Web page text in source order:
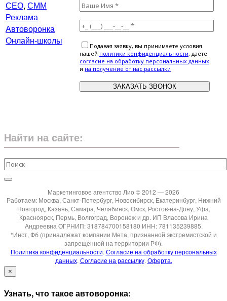
СЕО, СММ
Реклама
Автоворонка
Онлайн-школы
Подавая заявку, вы принимаете условия
нашей политики конфиденциальности, даёте
cогласие на обработку персональных данных
и на получение от нас рассылки
Найти на сайте:
Маркетинговое агентство Лио © 2012 — 2026
Работаем: Москва, Санкт-Петербург, Новосибирск, Екатеринбург, Нижний
Новгород, Казань, Самара, Челябинск, Омск, Ростов-на-Дону, Уфа,
Красноярск, Пермь, Волгоград, Воронеж и др. ИП Власова Ирина
Андреевна ОГРНИП: 318784700158180 ИНН: 781135239885.
*Инст, Фб (принадлежат компании Мета, признанной экстремистской и
запрещенной на территории РФ).
Политика конфиденциальности. Согласие на обработку персональных
данных. Согласие на рассылку. Оферта.
×
Узнать, что такое автоворонка: